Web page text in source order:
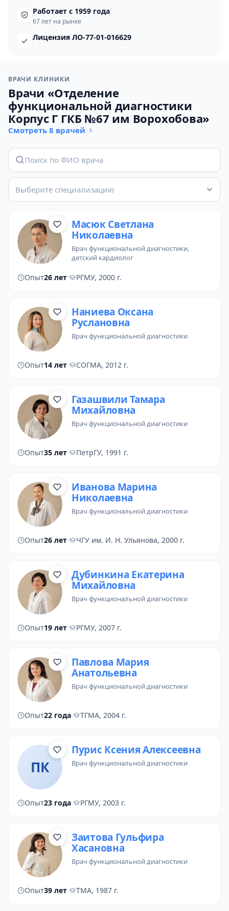
Работает с 1959 года
67 лет на рынке
Лицензия ЛО-77-01-016629
ВРАЧИ КЛИНИКИ
Врачи «Отделение
функциональной диагностики
Корпус Г ГКБ №67 им Ворохобова»
Смотреть 8 врачей
Выберите специализацию
Масюк Светлана
Николаевна
врач функциональной диагностики,
детский кардиолог
Опыт26 лет· РГМУ, 2000 г.
Наниева Оксана
Руслановна
врач функциональной диагностики
Опыт14 лет· СОГМА, 2012 г.
Газашвили Тамара
Михайловна
врач функциональной диагностики
Опыт35 лет· ПетрГУ, 1991 г.
Иванова Марина
Николаевна
врач функциональной диагностики
Опыт26 лет· ЧГУ им. И. Н. Ульянова, 2000 г.
Дубинкина Екатерина
Михайловна
врач функциональной диагностики
Опыт19 лет· РГМУ, 2007 г.
Павлова Мария
Анатольевна
врач функциональной диагностики
Опыт22 года· ТГМА, 2004 г.
ПК
Пурис Ксения Алексеевна
врач функциональной диагностики
Опыт23 года· РГМУ, 2003 г.
Заитова Гульфира
Хасановна
врач функциональной диагностики
Опыт39 лет· ТМА, 1987 г.